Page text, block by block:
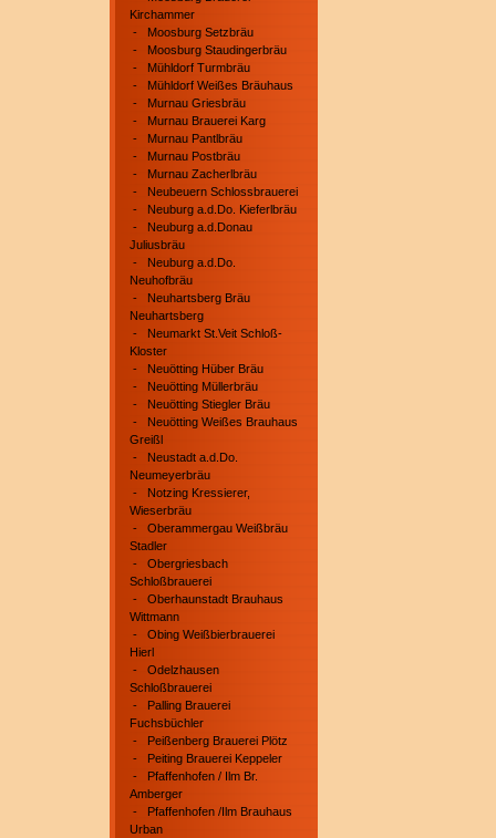
Kirchammer
- Moosburg Setzbräu
- Moosburg Staudingerbräu
- Mühldorf Turmbräu
- Mühldorf Weißes Bräuhaus
- Murnau Griesbräu
- Murnau Brauerei Karg
- Murnau Pantlbräu
- Murnau Postbräu
- Murnau Zacherlbräu
- Neubeuern Schlossbrauerei
- Neuburg a.d.Do. Kieferlbräu
- Neuburg a.d.Donau
Juliusbräu
- Neuburg a.d.Do.
Neuhofbräu
- Neuhartsberg Bräu
Neuhartsberg
- Neumarkt St.Veit Schloß-
Kloster
- Neuötting Hüber Bräu
- Neuötting Müllerbräu
- Neuötting Stiegler Bräu
- Neuötting Weißes Brauhaus
Greißl
- Neustadt a.d.Do.
Neumeyerbräu
- Notzing Kressierer,
Wieserbräu
- Oberammergau Weißbräu
Stadler
- Obergriesbach
Schloßbrauerei
- Oberhaunstadt Brauhaus
Wittmann
- Obing Weißbierbrauerei
Hierl
- Odelzhausen
Schloßbrauerei
- Palling Brauerei
Fuchsbüchler
- Peißenberg Brauerei Plötz
- Peiting Brauerei Keppeler
- Pfaffenhofen / Ilm Br.
Amberger
- Pfaffenhofen /Ilm Brauhaus
Urban